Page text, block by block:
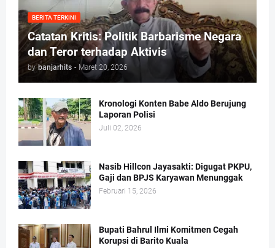
BERITA TERKINI
Catatan Kritis: Politik Barbarisme Negara
dan Teror terhadap Aktivis
by banjarhits - Maret 20, 2026
Kronologi Konten Babe Aldo Berujung
Laporan Polisi
Juli 02, 2026
Nasib Hillcon Jayasakti: Digugat PKPU,
Gaji dan BPJS Karyawan Menunggak
Februari 15, 2026
Bupati Bahrul Ilmi Komitmen Cegah
Korupsi di Barito Kuala